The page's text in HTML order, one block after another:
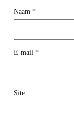
Naam *
E-mail *
Site